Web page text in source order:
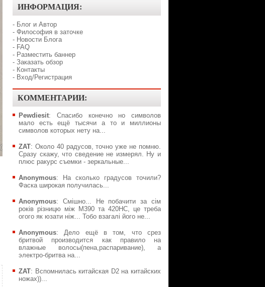
ИНФОРМАЦИЯ:
- Блог и Автор
- Философия в заточке
- Новости Блога
- FAQ
- Разместить баннер
- Заказать обзор
- Контакты
- Вход/Регистрация
КОММЕНТАРИИ:
Pewdiesit: Спасибо конечно но символов
мало есть ещё тысячи а то и миллионы
символов которых нету на...
ZAT: Около 40 радусов, точно уже не помню.
Сразу скажу, что сведение не измерял. Ну и
плюс ракурс съемки - зеркальные...
Anonymous: На сколько градусов точили?
Фаска широкая получилась...
Anonymous: Смішно... Не побачити за сім
років різницю між М390 та 420НС, це треба
огого як юзати ніж... Тобо взагалі його не...
Anonymous: Дело ещё в том, что срез
бритвой производится как правило на
влажные волосы(пена,распаривание), а
электро-бритва на...
ZAT: Вспомнилась китайская D2 на китайских
ножах))...